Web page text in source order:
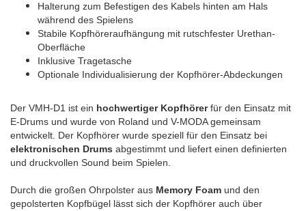
Halterung zum Befestigen des Kabels hinten am Hals
während des Spielens
Stabile Kopfhöreraufhängung mit rutschfester Urethan-
Oberfläche
Inklusive Tragetasche
Optionale Individualisierung der Kopfhörer-Abdeckungen
Der VMH-D1 ist ein hochwertiger Kopfhörerfür den Einsatz mit
E-Drums und wurde von Roland und V-MODA gemeinsam
entwickelt. Der Kopfhörer wurde speziell für den Einsatz bei
elektronischen Drums abgestimmt und liefert einen definierten
und druckvollen Sound beim Spielen.
Durch die großen Ohrpolster aus Memory Foam und den
gepolsterten Kopfbügel lässt sich der Kopfhörer auch über